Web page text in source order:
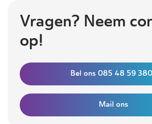
Vragen? Neem
op!
Bel ons 085 48 59
Mail ons